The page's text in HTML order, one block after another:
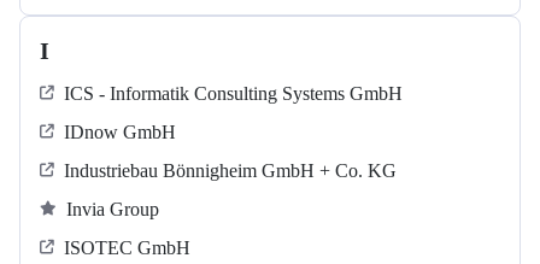
I
ICS - Informatik Consulting Systems GmbH
IDnow GmbH
Industriebau Bönnigheim GmbH + Co. KG
Invia Group
ISOTEC GmbH